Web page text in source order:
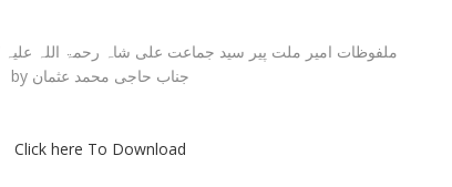
Malfozat E Ameer E Millat / ملفوظات امیر ملت پیر سید جماعت علی شاہ رحمۃ اللہ علیہ
by جناب حاجی محمد عثمان
Click here To Download